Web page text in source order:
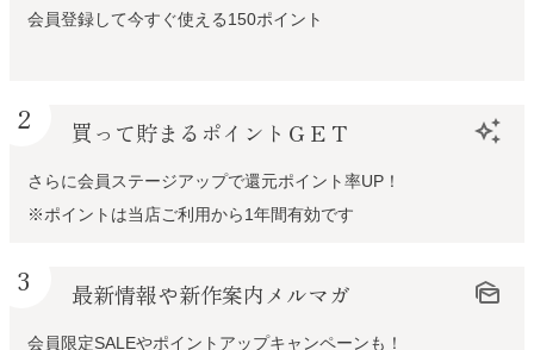
会員登録して今すぐ使える150ポイント
2 買って貯まるポイントＧＥＴ auto_awesome
さらに会員ステージアップで還元ポイント率UP！
※ポイントは当店ご利用から1年間有効です
3 最新情報や新作案内メルマガ mark_as_unread
会員限定SALEやポイントアップキャンペーンも！